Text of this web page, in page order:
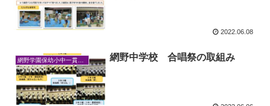
2022.06.08
網野中学校 合唱祭の取組み